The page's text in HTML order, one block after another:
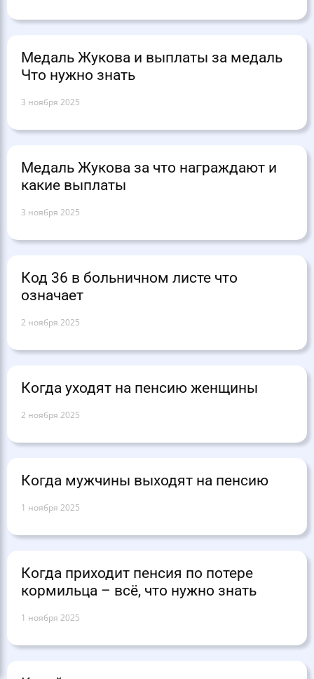
Медаль Жукова и выплаты за медаль
Что нужно знать
3 ноября 2025
Медаль Жукова за что награждают и
какие выплаты
3 ноября 2025
Код 36 в больничном листе что
означает
2 ноября 2025
Когда уходят на пенсию женщины
2 ноября 2025
Когда мужчины выходят на пенсию
1 ноября 2025
Когда приходит пенсия по потере
кормильца – всё, что нужно знать
1 ноября 2025